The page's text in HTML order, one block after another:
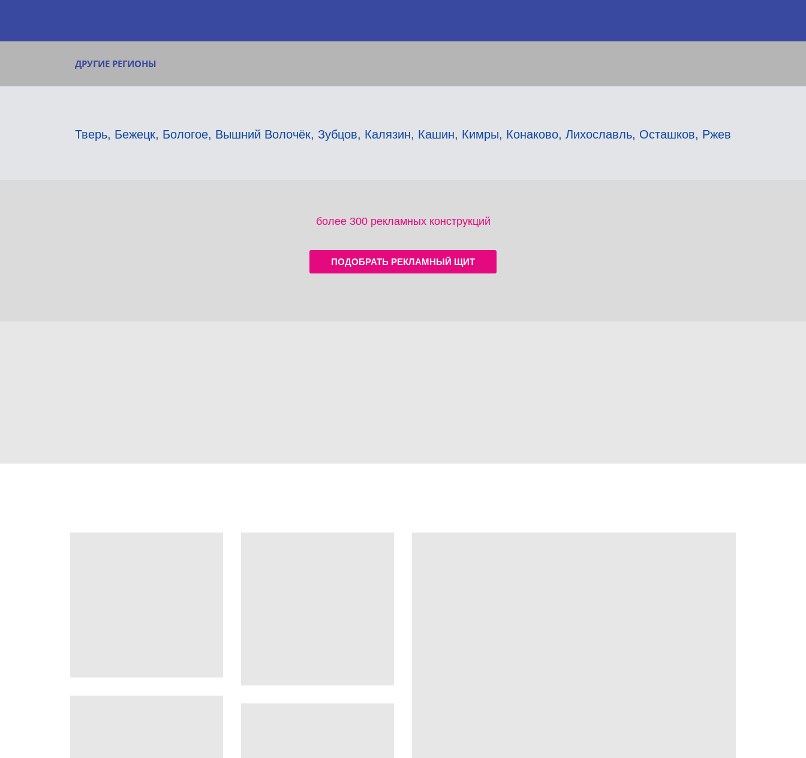
ДРУГИЕ РЕГИОНЫ
Тверь, Бежецк, Бологое, Вышний Волочёк, Зубцов, Калязин, Кашин, Кимры, Конаково, Лихославль, Осташков, Ржев
более 300 рекламных конструкций
ПОДОБРАТЬ РЕКЛАМНЫЙ ЩИТ